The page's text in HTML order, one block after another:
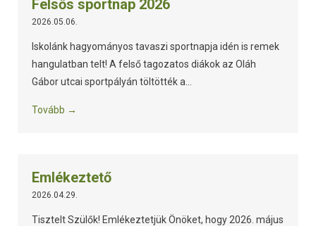
Felsős sportnap 2026
2026.05.06.
Iskolánk hagyományos tavaszi sportnapja idén is remek
hangulatban telt! A felső tagozatos diákok az Oláh
Gábor utcai sportpályán töltötték a...
Tovább →
Emlékeztető
2026.04.29.
Tisztelt Szülők! Emlékeztetjük Önöket, hogy 2026. május